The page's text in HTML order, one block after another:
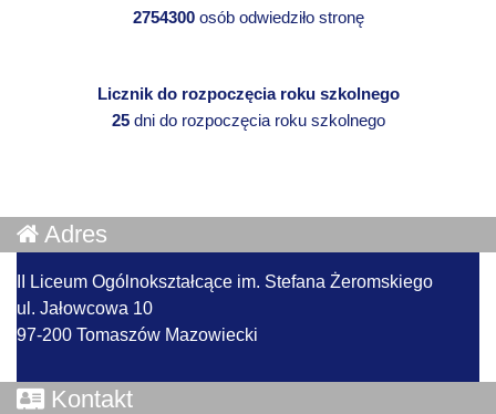
2754300osób odwiedziło stronę
Licznik do rozpoczęcia roku szkolnego
25dni do rozpoczęcia roku szkolnego
Adres
II Liceum Ogólnokształcące im. Stefana Żeromskiego
ul. Jałowcowa 10
97-200 Tomaszów Mazowiecki
Kontakt